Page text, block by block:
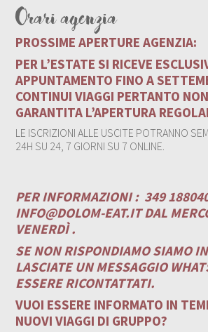
Orari agenzia
PROSSIME APERTURE AGENZIA:
PER L’ESTATE SI RICEVE
APPUNTAMENTO FINO A
CONTINUI VIAGGI PERTANTO
GARANTITA L’APERTURA
LE ISCRIZIONI ALLE USCITE POTRANNO
24H SU 24, 7 GIORNI SU 7 ONLINE.
PER INFORMAZIONI : 349
INFO@DOLOM-EAT.ITDAL
VENERDÌ .
SE NON RISPONDIAMO SIAMO
LASCIATE UN MESSAGGIO
ESSERE RICONTATTATI.
VUOI ESSERE INFORMATO IN
NUOVI VIAGGI DI GRUPPO?